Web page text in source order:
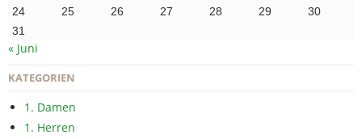
24
25 26 27 28 29
30
31
« Juni
KATEGORIEN
1. Damen
1. Herren